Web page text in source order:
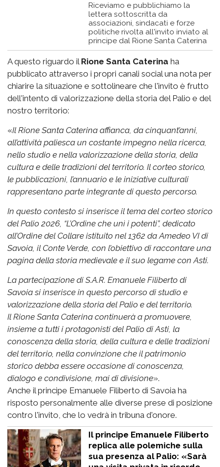
Riceviamo e pubblichiamo la
lettera sottoscritta da
associazioni, sindacati e forze
politiche rivolta all'invito inviato al
principe dal Rione Santa Caterina
A questo riguardo il Rione Santa Caterina ha
pubblicato attraverso i propri canali social una nota per
chiarire la situazione e sottolineare che l'invito è frutto
dell'intento di valorizzazione della storia del Palio e del
nostro territorio:
«Il Rione Santa Caterina affianca, da cinquant’anni,
all’attività paliesca un costante impegno nella ricerca,
nello studio e nella valorizzazione della storia, della
cultura e delle tradizioni del territorio. Il corteo storico,
le pubblicazioni, l’annuario e le iniziative culturali
rappresentano parte integrante di questo percorso.
In questo contesto si inserisce il tema del corteo storico
del Palio 2026, “L’Ordine che unì i potenti”, dedicato
all’Ordine del Collare istituito nel 1362 da Amedeo VI di
Savoia, il Conte Verde, con l’obiettivo di raccontare una
pagina della storia medievale e il suo legame con Asti.
La partecipazione di S.A.R. Emanuele Filiberto di
Savoia si inserisce in questo percorso di studio e
valorizzazione della storia del Palio e del territorio.
Il Rione Santa Caterina continuerà a promuovere,
insieme a tutti i protagonisti del Palio di Asti, la
conoscenza della storia, della cultura e delle tradizioni
del territorio, nella convinzione che il patrimonio
storico debba essere occasione di conoscenza,
dialogo e condivisione, mai di divisione».
Anche il principe Emanuele Filiberto di Savoia ha
risposto personalmente alle diverse prese di posizione
contro l'invito, che lo vedrà in tribuna d'onore.
Il principe Emanuele Filiberto
replica alle polemiche sulla
sua presenza al Palio: «Sarà